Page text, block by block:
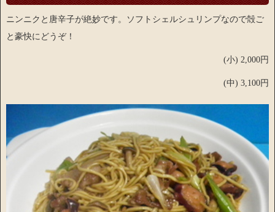
ニンニクと唐辛子が絶妙です。ソフトシェルシュリンプなので殻ご
と豪快にどうぞ！
(小) 2,000円
(中) 3,100円